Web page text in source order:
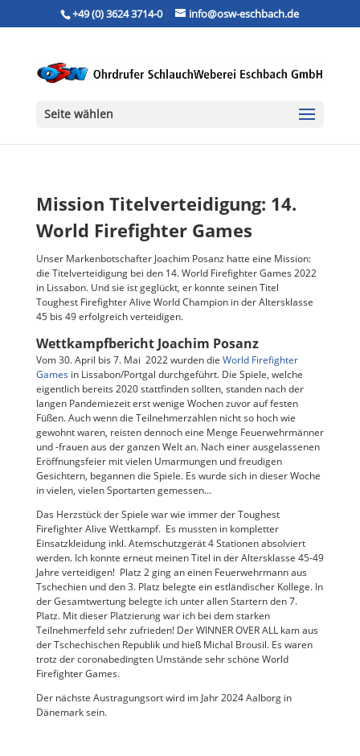
+49 (0) 3624 3714-0 info@osw-eschbach.de
Seite wählen
Mission Titelverteidigung: 14.
World Firefighter Games
Unser Markenbotschafter Joachim Posanz hatte eine Mission:
die Titelverteidigung bei den 14. World Firefighter Games 2022
in Lissabon. Und sie ist geglückt, er konnte seinen Titel
Toughest Firefighter Alive World Champion in der Altersklasse
45 bis 49 erfolgreich verteidigen.
Wettkampfbericht Joachim Posanz
Vom 30. April bis 7. Mai 2022 wurden die World Firefighter
Gamesin Lissabon/Portgal durchgeführt. Die Spiele, welche
eigentlich bereits 2020 stattfinden sollten, standen nach der
langen Pandemiezeit erst wenige Wochen zuvor auf festen
Füßen. Auch wenn die Teilnehmerzahlen nicht so hoch wie
gewohnt waren, reisten dennoch eine Menge Feuerwehrmänner
und -frauen aus der ganzen Welt an. Nach einer ausgelassenen
Eröffnungsfeier mit vielen Umarmungen und freudigen
Gesichtern, begannen die Spiele. Es wurde sich in dieser Woche
in vielen, vielen Sportarten gemessen…
Das Herzstück der Spiele war wie immer der Toughest
Firefighter Alive Wettkampf. Es mussten in kompletter
Einsatzkleidung inkl. Atemschutzgerät 4 Stationen absolviert
werden. Ich konnte erneut meinen Titel in der Altersklasse 45-49
Jahre verteidigen! Platz 2 ging an einen Feuerwehrmann aus
Tschechien und den 3. Platz belegte ein estländischer Kollege. In
der Gesamtwertung belegte ich unter allen Startern den 7.
Platz. Mit dieser Platzierung war ich bei dem starken
Teilnehmerfeld sehr zufrieden! Der WINNER OVER ALL kam aus
der Tschechischen Republik und hieß Michal Brousil. Es waren
trotz der coronabedingten Umstände sehr schöne World
Firefighter Games.
Der nächste Austragungsort wird im Jahr 2024 Aalborg in
Dänemark sein.